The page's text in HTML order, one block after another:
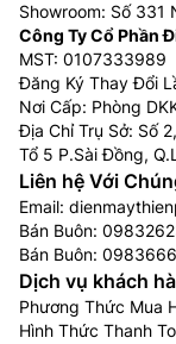
Showroom: Số 331
Công Ty Cổ Phần
MST: 0107333989
Đăng Ký Thay Đổi
Nơi Cấp: Phòng
Địa Chỉ Trụ Sở: Số
Tổ 5 P.Sài Đồng,
Liên hệ Với
Email:
Bán Buôn:
Bán Buôn:
Dịch vụ khách
Phương Thức Mua
Hình Thức Thanh